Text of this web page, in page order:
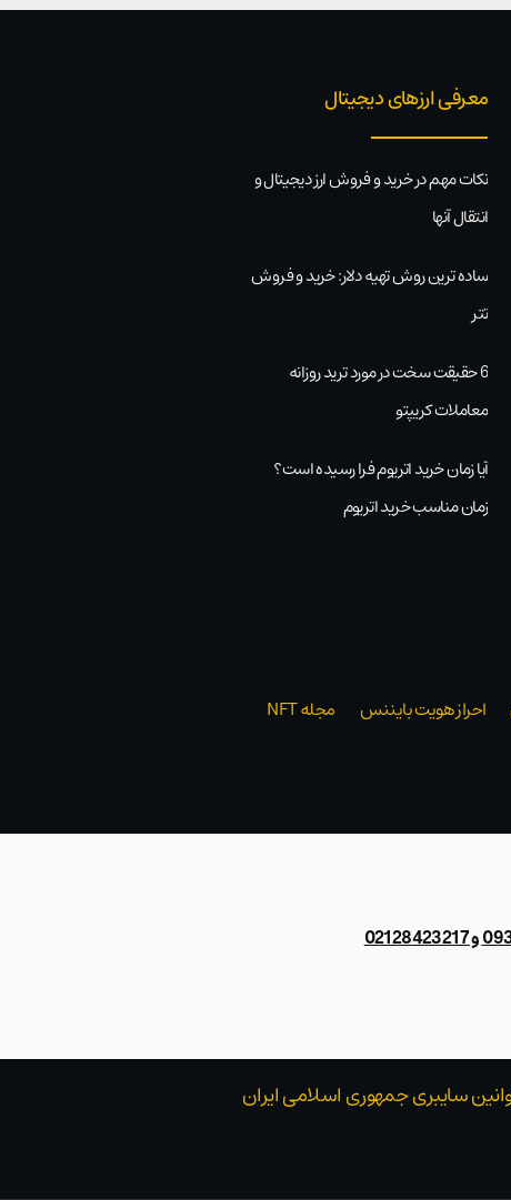
معرفی ارزهای دیجیتال
نکات مهم در خرید و فروش ارز دیجیتال و
انتقال آنها
ساده ترین روش تهیه دلار: خرید و فروش
تتر
6 حقیقت سخت در مورد ترید روزانه
معاملات کریپتو
آیا زمان خرید اتریوم فرا رسیده است؟
زمان مناسب خرید اتریوم
احراز هویت بایننس
مجله NFT
سایبری جمهوری اسلامی ایران